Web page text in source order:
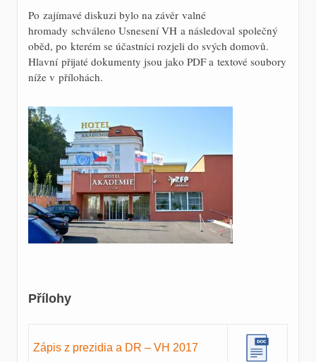
Po zajímavé diskuzi bylo na závěr valné
hromady schváleno Usnesení VH a následoval společný
oběd, po kterém se účastníci rozjeli do svých domovů.
Hlavní přijaté dokumenty jsou jako PDF a textové soubory
níže v přílohách.
Přílohy
Zápis z prezidia a DR – VH 2017